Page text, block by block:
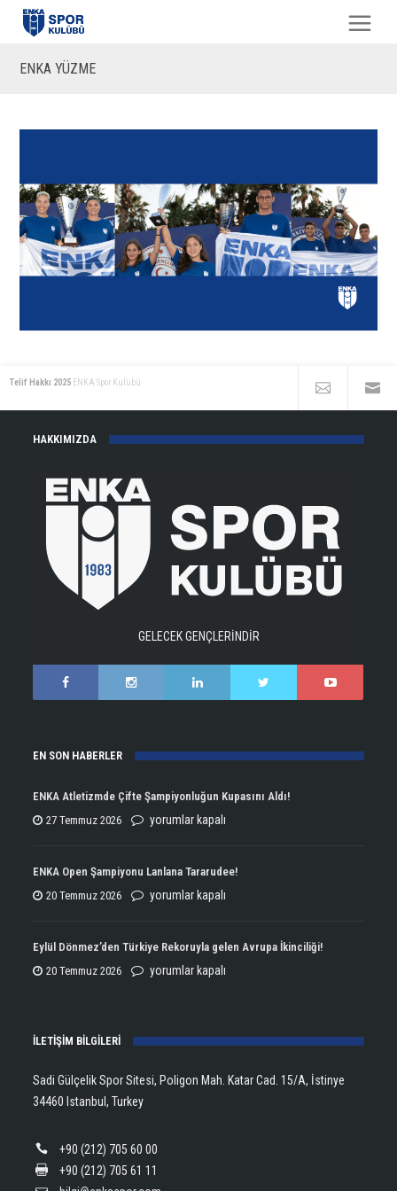
ENKA YÜZME
Telif Hakkı 2025 ENKA Spor Kulübü
HAKKIMIZDA
GELECEK GENÇLERİNDİR
EN SON HABERLER
ENKA Atletizmde Çifte Şampiyonluğun Kupasını Aldı!
27 Temmuz 2026
ENKA
Çifte
Şampiyonluğun
yorumlar kapalı
ENKA Open Şampiyonu Lanlana Tararudee!
20 Temmuz 2026
ENKA
Şampiyonu
Lanlana
yorumlar kapalı
Eylül Dönmez’den Türkiye Rekoruyla gelen Avrupa İkinciliği!
20 Temmuz 2026
Eylül
Rekoruyla
Avrupa
yorumlar kapalı
İLETİŞİM BİLGİLERİ
Sadi Gülçelik Spor Sitesi, Poligon Mah. Katar Cad. 15/A, İstinye
34460 Istanbul, Turkey
+90 (212) 705 60 00
+90 (212) 705 61 11